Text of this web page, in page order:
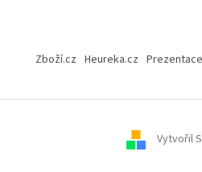
Zboží.cz Heureka.cz
Vytvořil